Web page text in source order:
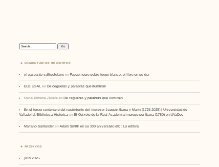
Search:
COMENTARIOS RECIENTES
el paseante vallisoletano enFuego negro sobre fuego blanco: el libro en su día
ELE USAL enDe cegueras y palabras que iluminan
Maria Ximena Zapata enDe cegueras y palabras que iluminan
En el tercer centenario del nacimiento del impresor Joaquín Ibarra y Marín (1725-2025) | Universidad de
Valladolid. Biblioteca Histórica enEl Quixote de la Real Academia impreso por Ibarra (1780) en UVaDoc
Mariano SantanderenAdam Smith en su 300 aniversario (III) : La editora
ARCHIVOS
julio 2026